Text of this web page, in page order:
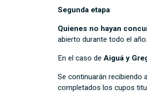
Segunda etapa
Quienes no hayan
abierto durante todo el año.
En el caso de Aiguá y
Se continuarán recibiendo
completados los cupos